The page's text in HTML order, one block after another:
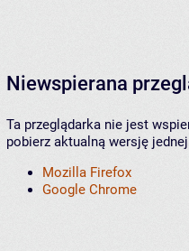
Niewspierana
Ta przeglądarka nie jest
pobierz aktualną wersję
Mozilla Firefox
Google Chrome